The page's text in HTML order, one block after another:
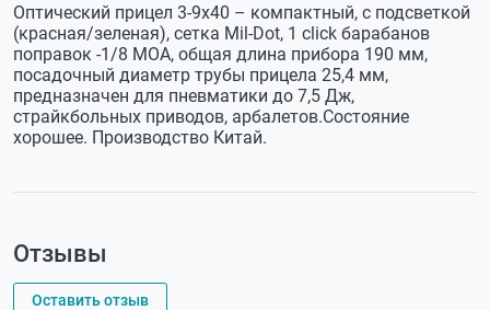
Оптический прицел 3-9х40 – компактный, с подсветкой
(красная/зеленая), сетка Mil-Dot, 1 click барабанов
поправок -1/8 МОА, общая длина прибора 190 мм,
посадочный диаметр трубы прицела 25,4 мм,
предназначен для пневматики до 7,5 Дж,
страйкбольных приводов, арбалетов.Состояние
хорошее. Производство Китай.
Отзывы
Оставить отзыв